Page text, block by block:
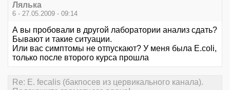
Лялька
6 - 27.05.2009 - 09:14
А вы пробовали в другой лаборатории анализ сдать?
Бывают и такие ситуации.
Или вас симптомы не отпускают? У меня была E.coli,
только после второго курса прошла
Re: E. fecalis (бакпосев из цервикального канала).